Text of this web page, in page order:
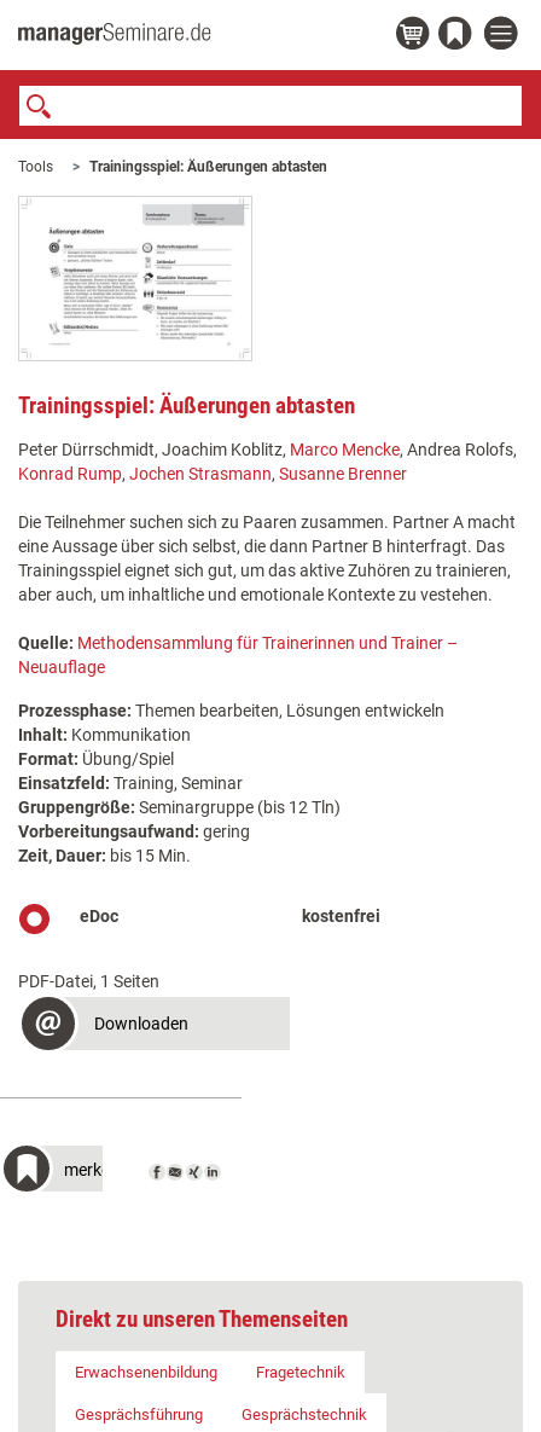
Tools Trainingsspiel: Äußerungen abtasten
Trainingsspiel: Äußerungen abtasten
Peter Dürrschmidt, Joachim Koblitz, Marco Mencke, Andrea Rolofs,
Konrad Rump, Jochen Strasmann, Susanne Brenner
Die Teilnehmer suchen sich zu Paaren zusammen. Partner A macht
eine Aussage über sich selbst, die dann Partner B hinterfragt. Das
Trainingsspiel eignet sich gut, um das aktive Zuhören zu trainieren,
aber auch, um inhaltliche und emotionale Kontexte zu vestehen.
Quelle: Methodensammlung für Trainerinnen und Trainer –
Neuauflage
Prozessphase: Themen bearbeiten, Lösungen entwickeln
Inhalt: Kommunikation
Format: Übung/Spiel
Einsatzfeld: Training, Seminar
Gruppengröße: Seminargruppe (bis 12 Tln)
Vorbereitungsaufwand: gering
Zeit, Dauer: bis 15 Min.
eDoc kostenfrei
PDF-Datei, 1 Seiten
Downloaden
merken
Direkt zu unseren Themenseiten
Erwachsenenbildung Fragetechnik
Gesprächsführung Gesprächstechnik